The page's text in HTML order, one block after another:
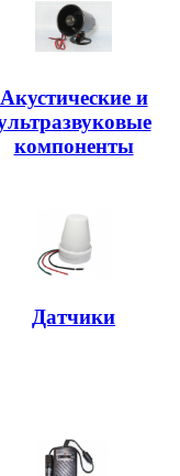
Акустические и
компоненты
Датчики